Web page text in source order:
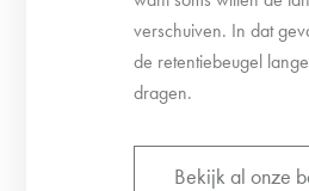
verschuiven. In dat
de retentiebeugel
dragen.
Bekijk al onze